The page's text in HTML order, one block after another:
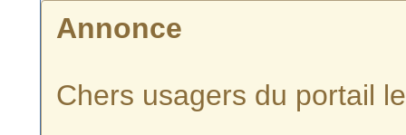
Annonce
Chers usagers du portail